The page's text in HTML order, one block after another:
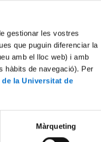
gestionar les vostres
que puguin diferenciar la
amb el lloc web) i amb
hàbits de navegació). Per
la Universitat de
Màrqueting
dels
que
ser
la
(RD
Portal de
La Unitat